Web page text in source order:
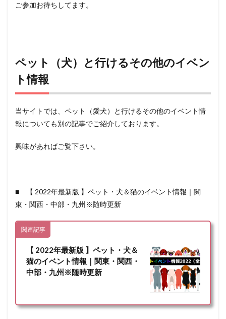
ご参加お待ちしてます。
ペット（犬）と行けるその他のイベン
ト情報
当サイトでは、ペット（愛犬）と行けるその他のイベント情
報についても別の記事でご紹介しております。
興味があればご覧下さい。
■ 【 2022年最新版 】ペット・犬＆猫のイベント情報｜関
東・関西・中部・九州※随時更新
関連記事
【 2022年最新版 】ペット・犬＆
猫のイベント情報｜関東・関西・
中部・九州※随時更新